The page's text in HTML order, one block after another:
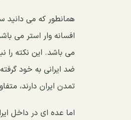
همانطور که می دانید
افسانه وار استر می
می باشد. این نکته را
ضد ایرانی به خود
تمدن ایران دارند،
اما عده ای در داخل